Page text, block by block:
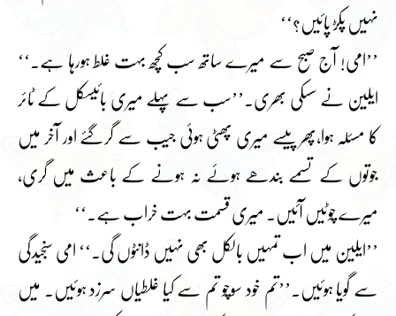
نہیں پکڑ پائیں؟‘‘
’’امی! آج صبح سے میرے ساتھ سب کچھ بہت غلط ہورہا ہے۔‘‘
ایلین نے سسکی بھری۔’’سب سے پہلے میری بائیسکل کے ٹائر
کا مسئلہ ہوا،پھر پیسے میری پھٹی ہوئی جیب سے گرگئے اور آخر میں
جوتوں کے تسمے بندھے ہوئے نہ ہونے کے باعث میں گری،
میرے چوٹیں آئیں۔ میری قسمت بہت خراب ہے۔‘‘
’’ایلین میں اب تمہیں بالکل بھی نہیں ڈانٹوں گی۔‘‘ امی سنجیدگی
سے گویا ہوئیں۔’’تم خود سوچو تم سے کیا غلطیاں سرزد ہوئیں۔ میں